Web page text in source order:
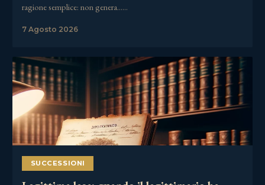
ragione semplice: non genera……
7 Agosto 2026
SUCCESSIONI